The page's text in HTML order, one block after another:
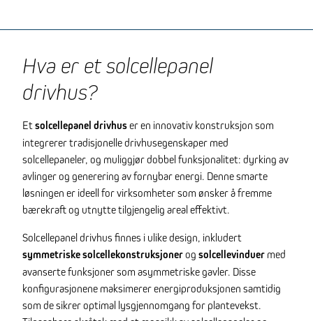
Hva er et solcellepanel
drivhus?
Et solcellepanel drivhuser en innovativ konstruksjon som
integrerer tradisjonelle drivhusegenskaper med
solcellepaneler, og muliggjør dobbel funksjonalitet: dyrking av
avlinger og generering av fornybar energi. Denne smarte
løsningen er ideell for virksomheter som ønsker å fremme
bærekraft og utnytte tilgjengelig areal effektivt.
Solcellepanel drivhus finnes i ulike design, inkludert
symmetriske solcellekonstruksjonerog solcellevinduer med
avanserte funksjoner som asymmetriske gavler. Disse
konfigurasjonene maksimerer energiproduksjonen samtidig
som de sikrer optimal lysgjennomgang for plantevekst.